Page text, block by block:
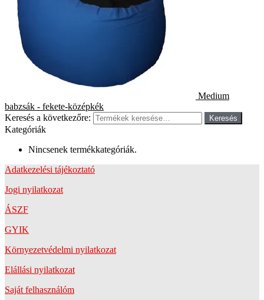
Medium
babzsák - fekete-középkék
Keresés a következőre:
Keresés
Kategóriák
Nincsenek termékkategóriák.
Adatkezelési tájékoztató
Jogi nyilatkozat
ÁSZF
GYIK
Környezetvédelmi nyilatkozat
Elállási nyilatkozat
Saját felhasználóm